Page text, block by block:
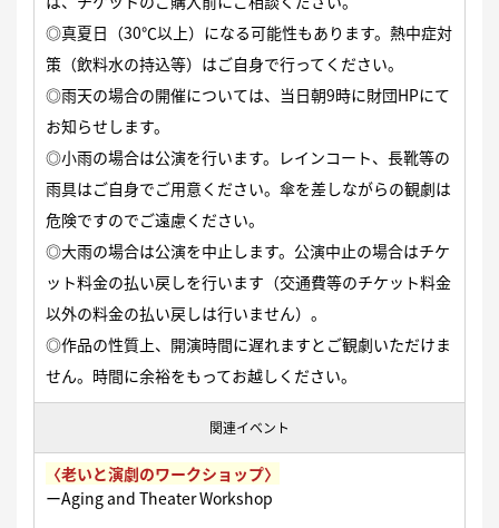
◎真夏日（30℃以上）になる可能性もあります。熱中症対
策（飲料水の持込等）はご自身で行ってください。
◎雨天の場合の開催については、当日朝9時に財団HPにて
お知らせします。
◎小雨の場合は公演を行います。レインコート、長靴等の
雨具はご自身でご用意ください。傘を差しながらの観劇は
危険ですのでご遠慮ください。
◎大雨の場合は公演を中止します。公演中止の場合はチケ
ット料金の払い戻しを行います（交通費等のチケット料金
以外の料金の払い戻しは行いません）。
◎作品の性質上、開演時間に遅れますとご観劇いただけま
せん。時間に余裕をもってお越しください。
関連イベント
〈老いと演劇のワークショップ〉
ーAging and Theater Workshop